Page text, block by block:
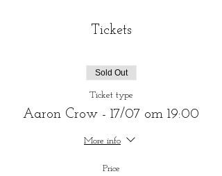
Tickets
Sold Out
Ticket type
Aaron Crow - 17/07 om 19:00
More info
Price